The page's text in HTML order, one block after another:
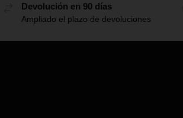
Devolución en 90 días
Ampliado el plazo de devoluciones